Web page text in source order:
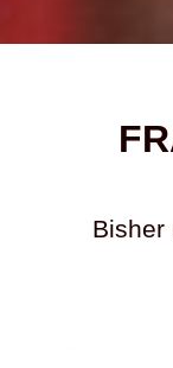
Bisher